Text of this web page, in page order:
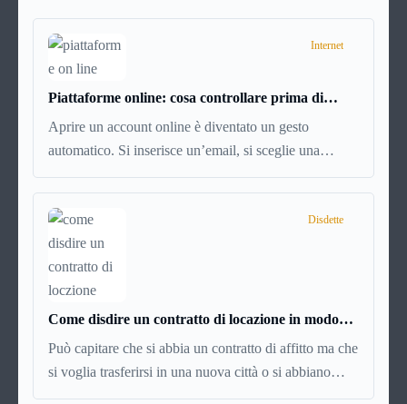
Internet
Piattaforme online: cosa controllare prima di
iscriversi e usare servizi in tempo reale
Aprire un account online è diventato un gesto
automatico. Si inserisce un’email, si sceglie una
password, si accetta una serie di condizioni senza
leggerle davvero. Tutto avviene in pochi minuti,
spesso senza che ci si fermi a capire dove si sta
entrando.
Disdette
Come disdire un contratto di locazione in modo
corretto ed efficace
Può capitare che si abbia un contratto di affitto ma che
si voglia trasferirsi in una nuova città o si abbiano
problemi a pagare il canone, per cui si comincia a